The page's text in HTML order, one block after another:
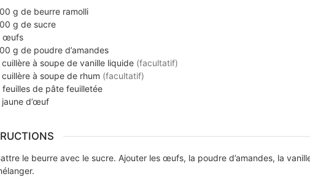
g de beurre ramolli
g de sucre
œufs
g de poudre d’amandes
cuillère à soupe de vanille liquide (facultatif)
cuillère à soupe de rhum (facultatif)
feuilles de pâte feuilletée
jaune d’œuf
le beurre avec le sucre. Ajouter les œufs, la poudre d’amandes, la